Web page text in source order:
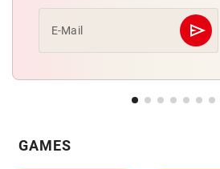
E-Mail send
GAMES